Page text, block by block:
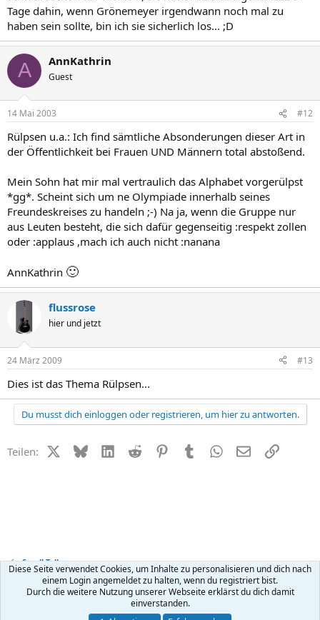
Tage dahin, wenn Grönemeyer irgendwann noch mal zu
haben sein sollte, bin ich sie sicherlich los... ;D
A AnnKathrin
Guest
14 Mai 2003 #12
Rülpsen u.a.: Ich find sämtliche Absonderungen dieser Art in
der Öffentlichkeit bei Frauen UND Männern total abstoßend.
Mein Sohn hat mir mal vertraulich das Alphabet vorgerülpst
*gg*. Scheint sich um ne Olympiade innerhalb seines
Freundeskreises zu handeln ;-) Na ja, wenn die Gruppe nur
aus Leuten besteht, die sich dafür gegenseitig :respekt zollen
oder :applaus ,mach ich auch nicht :nanana
AnnKathrin 🙂
flussrose
hier und jetzt
24 März 2009 #13
Dies ist das Thema Rülpsen...
Du musst dich einloggen oder registrieren, um hier zu antworten.
Teilen: X (Twitter)
BlueskyLinkedIn
Reddit PinterestTumblr WhatsApp
E-MailLink
Small Talk
Kontakt Nutzungsbedingungen Datenschutz Hilfe
R
®
Diese Seite verwendet Cookies, um Inhalte zu personalisieren und dich nach
einem Login angemeldet zu halten, wenn du registriert bist.
Durch die weitere Nutzung unserer Webseite erklärst du dich damit
einverstanden.